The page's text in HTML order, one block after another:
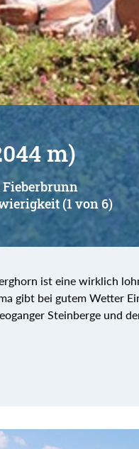
m)
Fieberbrunn
(1 von 6)
ist eine wirklich
gibt bei gutem Wetter
Steinberge und